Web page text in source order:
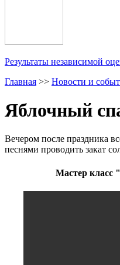
Результаты независимой
Главная >> Новости и
Яблочный
Вечером после праздника
песнями проводить закат
Мастер класс